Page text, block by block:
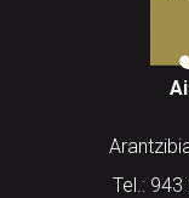
Tel.: